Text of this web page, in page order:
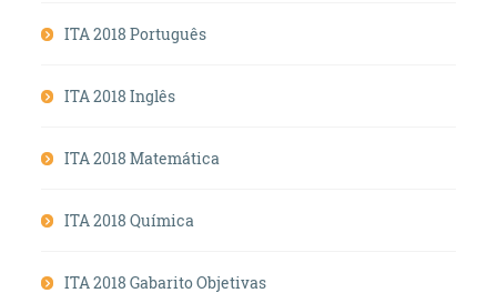
ITA 2018 Português
ITA 2018 Inglês
ITA 2018 Matemática
ITA 2018 Química
ITA 2018 Gabarito Objetivas